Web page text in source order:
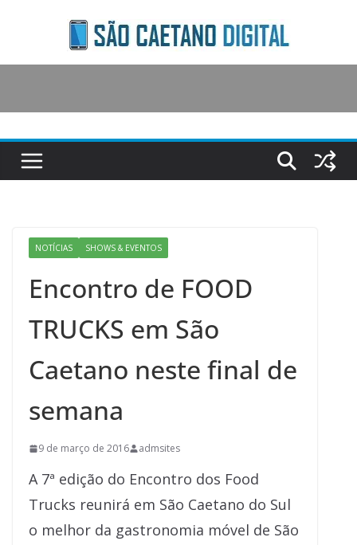
content
NOTÍCIAS SHOWS & EVENTOS
Encontro de FOOD
TRUCKS em São
Caetano neste final de
semana
9 de março de 2016 admsites
A 7ª edição do Encontro dos Food
Trucks reunirá em São Caetano do Sul
o melhor da gastronomia móvel de São